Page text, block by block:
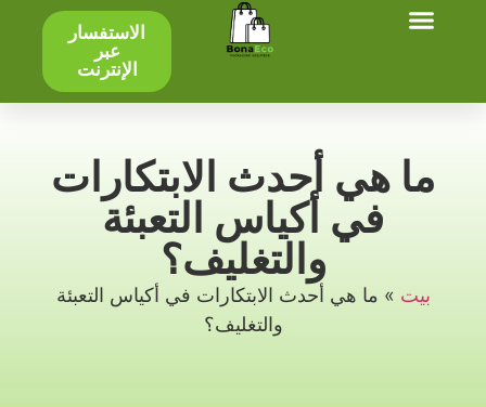
الاستفسار
عبر
الإنترنت
ما هي أحدث الابتكارات
في أكياس التعبئة
والتغليف؟
بيت » ما هي أحدث الابتكارات في أكياس التعبئة
والتغليف؟